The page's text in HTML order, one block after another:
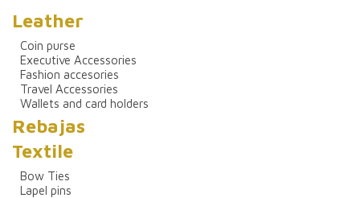
Leather
Coin purse
Executive Accessories
Fashion accesories
Travel Accessories
Wallets and card holders
Rebajas
Textile
Bow Ties
Lapel pins